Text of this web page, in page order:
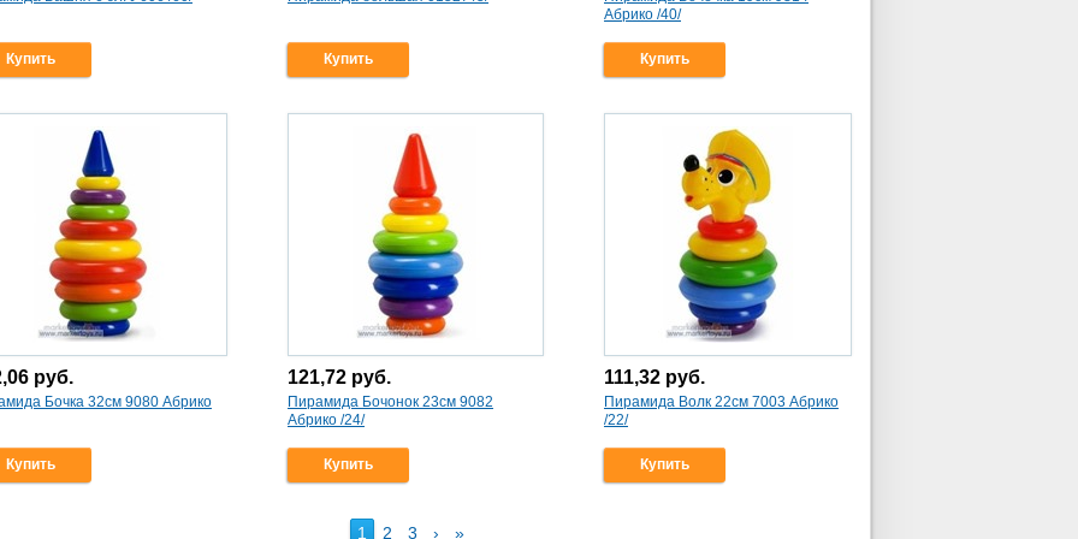
Купить Купить
Абрико /40/
Купить
руб.
Бочка 32см 9080 Абрико
Купить
121,72 руб.
Пирамида Бочонок 23см 9082
Абрико /24/
Купить
111,32 руб.
Пирамида Волк 22см 7003 Абрико
/22/
Купить
1 2 3 › »